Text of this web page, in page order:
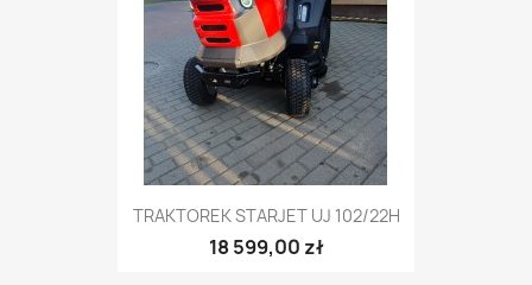
TRAKTOREK STARJET UJ 102/22H
18 599,00 zł